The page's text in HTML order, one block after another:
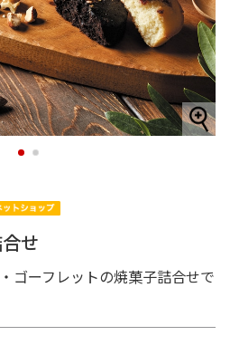
1 2
せ
ゴーフレットの焼菓子詰合せで